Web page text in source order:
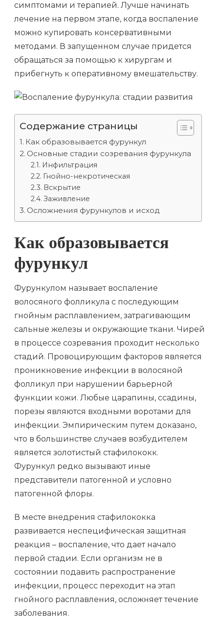
симптомами и терапией. Лучше начинать
лечение на первом этапе, когда воспаление
можно купировать консервативными
методами. В запущенном случае придется
обращаться за помощью к хирургам и
прибегнуть к оперативному вмешательству.
Содержание страницы
Как образовывается фурункул
Основные стадии созревания фурункула
Инфильтрация
Гнойно-некротическая
Вскрытие
Заживление
Осложнения фурункулов и исход
Как образовывается
фурункул
Фурункулом называет воспаление
волосяного фолликула с последующим
гнойным расплавлением, затрагивающим
сальные железы и окружающие ткани. Чирей
в процессе созревания проходит несколько
стадий. Провоцирующим факторов является
проникновение инфекции в волосяной
фолликул при нарушении барьерной
функции кожи. Любые царапины, ссадины,
порезы являются входными воротами для
инфекции. Эмпирическим путем доказано,
что в большинстве случаев возбудителем
является золотистый стафилококк.
Фурункул редко вызывают иные
представители патогенной и условно
патогенной флоры.
В месте внедрения стафилококка
развивается неспецифическая защитная
реакция – воспаление, что дает начало
первой стадии. Если организм не в
состоянии подавить распространение
инфекции, процесс переходит на этап
гнойного расплавления, осложняет течение
заболевания.